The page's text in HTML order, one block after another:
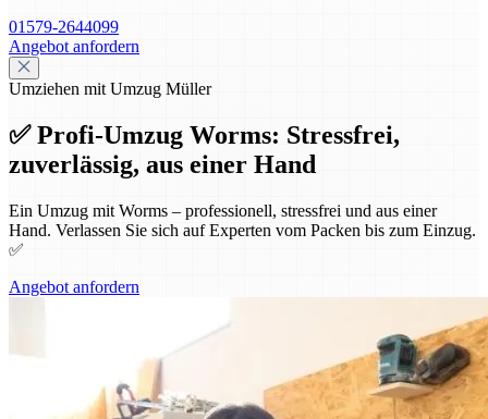
01579-2644099
Angebot anfordern
Umziehen mit Umzug Müller
✅ Profi-Umzug Worms: Stressfrei,
zuverlässig, aus einer Hand
Ein Umzug mit Worms – professionell, stressfrei und aus einer
Hand. Verlassen Sie sich auf Experten vom Packen bis zum Einzug.
✅
Angebot anfordern